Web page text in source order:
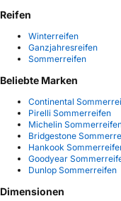
Reifen
Winterreifen
Ganzjahresreifen
Sommerreifen
Beliebte Marken
Continental
Pirelli Sommerreifen
Michelin
Bridgestone
Hankook
Goodyear
Dunlop Sommerreifen
Dimensionen